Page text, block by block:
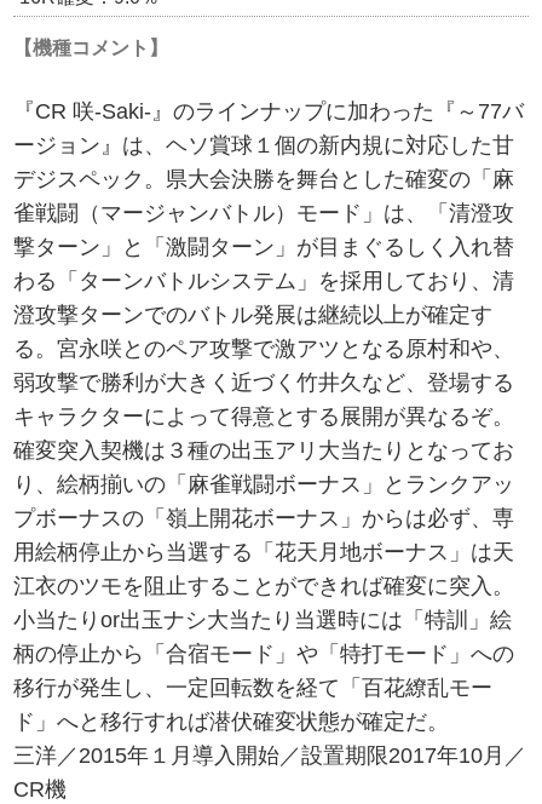
【機種コメント】
『CR 咲‐Saki‐』のラインナップに加わった『～77バ
ージョン』は、ヘソ賞球１個の新内規に対応した甘
デジスペック。県大会決勝を舞台とした確変の「麻
雀戦闘（マージャンバトル）モード」は、「清澄攻
撃ターン」と「激闘ターン」が目まぐるしく入れ替
わる「ターンバトルシステム」を採用しており、清
澄攻撃ターンでのバトル発展は継続以上が確定す
る。宮永咲とのペア攻撃で激アツとなる原村和や、
弱攻撃で勝利が大きく近づく竹井久など、登場する
キャラクターによって得意とする展開が異なるぞ。
確変突入契機は３種の出玉アリ大当たりとなってお
り、絵柄揃いの「麻雀戦闘ボーナス」とランクアッ
プボーナスの「嶺上開花ボーナス」からは必ず、専
用絵柄停止から当選する「花天月地ボーナス」は天
江衣のツモを阻止することができれば確変に突入。
小当たりor出玉ナシ大当たり当選時には「特訓」絵
柄の停止から「合宿モード」や「特打モード」への
移行が発生し、一定回転数を経て「百花繚乱モー
ド」へと移行すれば潜伏確変状態が確定だ。
三洋／2015年１月導入開始／設置期限2017年10月／
CR機